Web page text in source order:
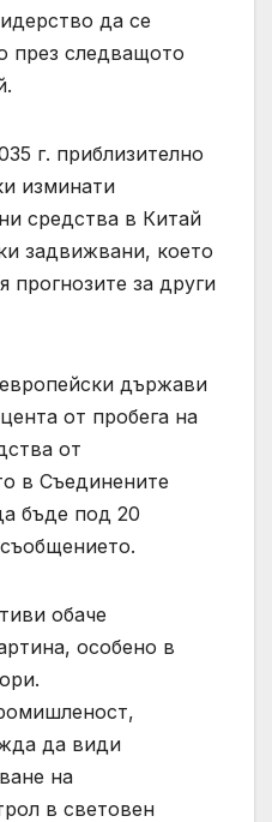
да се
през следващото
г. приблизително
изминати
средства в Китай
задвижвани, което
прогнозите за други
държави
от пробега на
от
в Съединените
бъде под 20
обаче
особено в
да види
на
в световен